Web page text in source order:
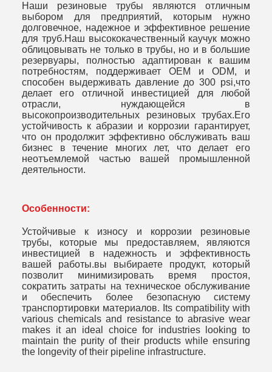
Наши резиновые трубы являются отличным
выбором для предприятий, которым нужно
долговечное, надежное и эффективное решение
для труб.Наш высококачественный каучук можно
облицовывать не только в трубы, но и в большие
резервуары, полностью адаптирован к вашим
потребностям, поддерживает OEM и ODM, и
способен выдерживать давление до 300 psi,что
делает его отличной инвестицией для любой
отрасли, нуждающейся в
высокопроизводительных резиновых трубах.Его
устойчивость к абразии и коррозии гарантирует,
что он продолжит эффективно обслуживать ваш
бизнес в течение многих лет, что делает его
неотъемлемой частью вашей промышленной
деятельности.
Особенности:
Устойчивые к износу и коррозии резиновые
трубы, которые мы предоставляем, являются
инвестицией в надежность и эффективность
вашей работы.вы выбираете продукт, который
позволит минимизировать время простоя,
сократить затраты на техническое обслуживание
и обеспечить более безопасную систему
транспортировки материалов. Its compatibility with
various chemicals and resistance to abrasive wear
makes it an ideal choice for industries looking to
maintain the purity of their products while ensuring
the longevity of their pipeline infrastructure.